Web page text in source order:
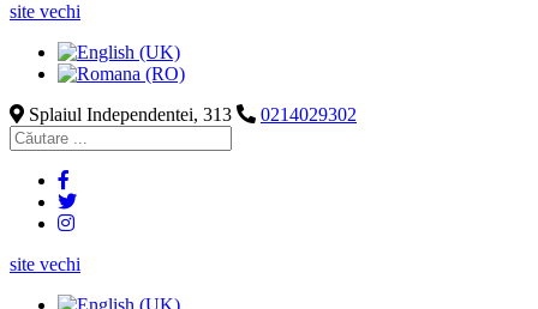
site vechi
Splaiul Independentei, 313 0214029302
site vechi